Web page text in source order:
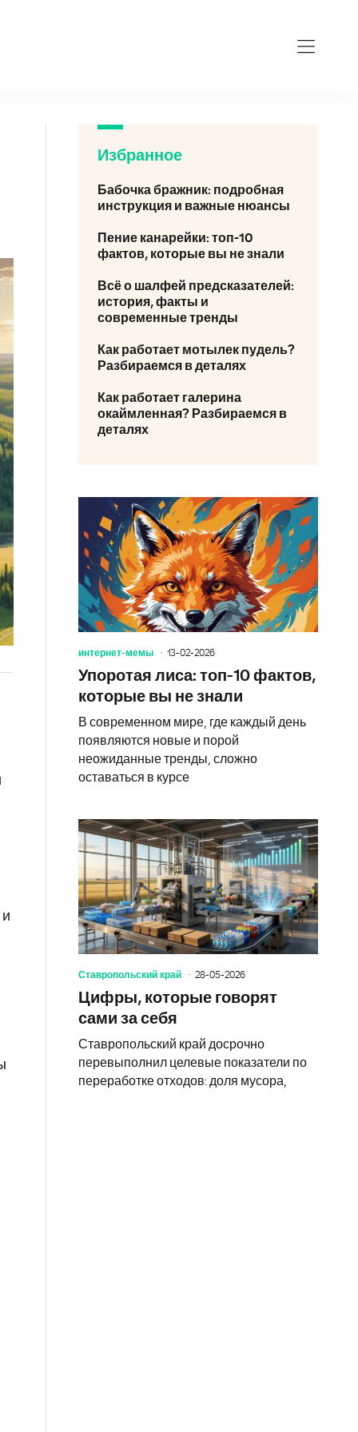
Избранное
Бабочка бражник: подробная
инструкция и важные нюансы
Пение канарейки: топ-10
фактов, которые вы не знали
Всё о шалфей предсказателей:
история, факты и
современные тренды
Как работает мотылек пудель?
Разбираемся в деталях
Как работает галерина
окаймленная? Разбираемся в
деталях
интернет-мемы 13-02-2026
Упоротая лиса: топ-10 фактов,
которые вы не знали
В современном мире, где каждый день
появляются новые и порой
неожиданные тренды, сложно
оставаться в курсе
Ставропольский край 28-05-2026
Цифры, которые говорят
сами за себя
Ставропольский край досрочно
перевыполнил целевые показатели по
переработке отходов: доля мусора,